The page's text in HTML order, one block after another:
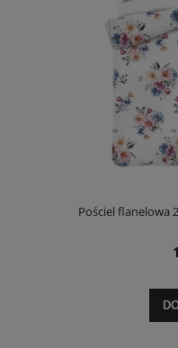
Pościel flanelowa